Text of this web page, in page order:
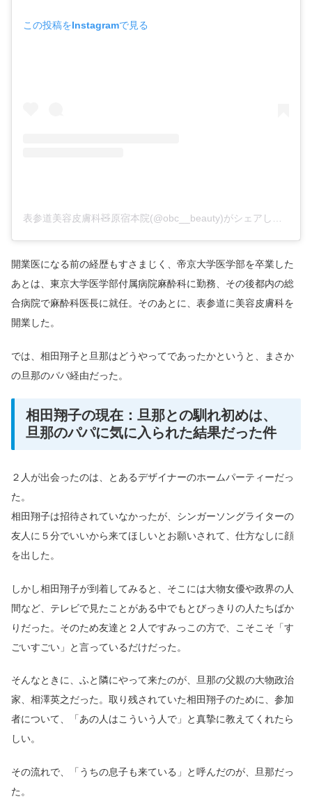
この投稿をInstagramで見る
表参道美容皮膚科🧸原宿本院(@obc__beauty)がシェアした投稿
開業医になる前の経歴もすさまじく、帝京大学医学部を卒業した
あとは、東京大学医学部付属病院麻酔科に勤務、その後都内の総
合病院で麻酔科医長に就任。そのあとに、表参道に美容皮膚科を
開業した。
では、相田翔子と旦那はどうやってであったかというと、まさか
の旦那のパパ経由だった。
相田翔子の現在：旦那との馴れ初めは、
旦那のパパに気に入られた結果だった件
２人が出会ったのは、とあるデザイナーのホームパーティーだっ
た。
相田翔子は招待されていなかったが、シンガーソングライターの
友人に５分でいいから来てほしいとお願いされて、仕方なしに顔
を出した。
しかし相田翔子が到着してみると、そこには大物女優や政界の人
間など、テレビで見たことがある中でもとびっきりの人たちばか
りだった。そのため友達と２人ですみっこの方で、こそこそ「す
ごいすごい」と言っているだけだった。
そんなときに、ふと隣にやって来たのが、旦那の父親の大物政治
家、相澤英之だった。取り残されていた相田翔子のために、参加
者について、「あの人はこういう人で」と真摯に教えてくれたら
しい。
その流れで、「うちの息子も来ている」と呼んだのが、旦那だっ
た。